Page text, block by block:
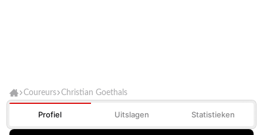
Coureurs Christian Goethals
Profiel Uitslagen Statistieken